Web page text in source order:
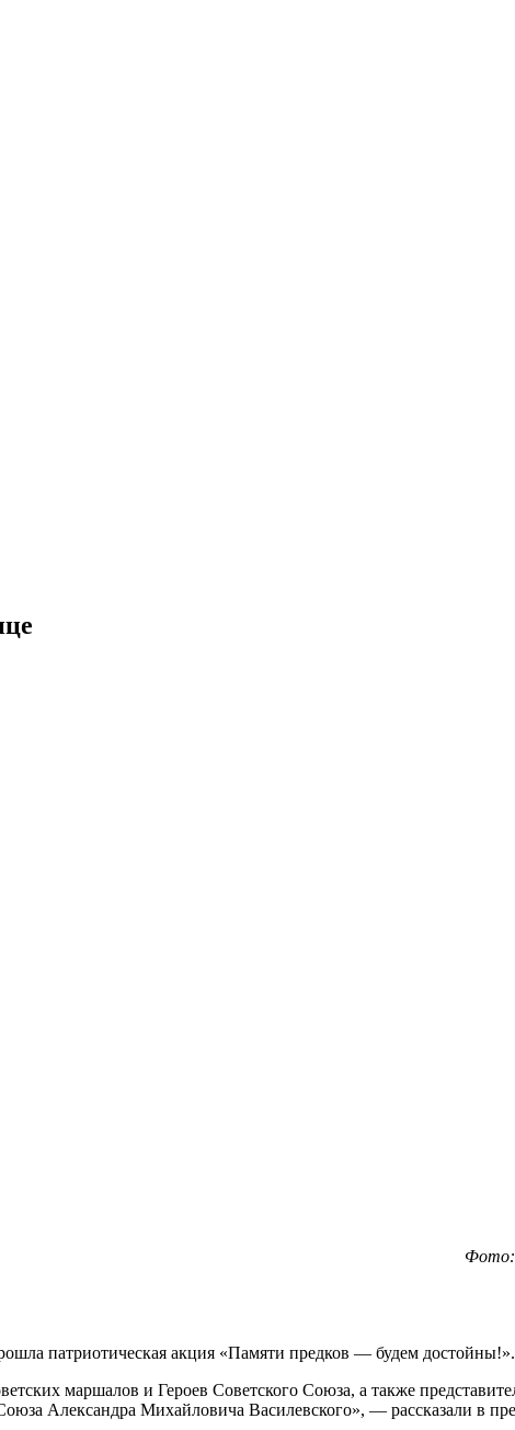
Фото:
патриотическая акция «Памяти предков — будем достойны!».
маршалов и Героев Советского Союза, а также
Александра Михайловича Василевского», — рассказали в